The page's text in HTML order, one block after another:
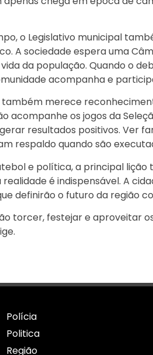
o Legislativo municipal
A sociedade espera uma
da população. Quando o
acompanha e
merece
acompanhe os jogos da
resultados positivos. Ver
respaldo quando são
e política, a principal
é indispensável. A
definirão o futuro da região
torcer, festejar e aproveitar
Polícia
Politica
Região